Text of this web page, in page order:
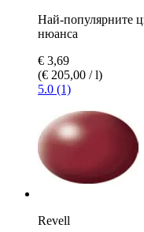
Най-популярните
нюанса
€ 3,69
(€ 205,00 / l)
5.0 (1)
Revell